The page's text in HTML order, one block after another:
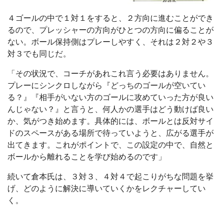
４ゴールの中で１対１をすると、２方向に進むことができ
るので、プレッシャーの方向がひとつの方向に偏ることが
ない。ボール保持側はプレーしやすく、それは２対２や３
対３でも同じだ。
「その状況で、コーチがあれこれ言う必要はありません。
プレーにシンクロしながら『どっちのゴールが空いてい
る？』『相手がいない方のゴールに攻めていった方が良い
んじゃない？』と言うと、何人かの選手はどう動けば良い
か、気がつき始めます。具体的には、ボールとは反対サイ
ドのスペースがある場所で待っていようと、広がる選手が
出てきます。これがポイントで、この設定の中で、自然と
ボールから離れることを学び始めるのです」
続いて倉本氏は、３対３、４対４で起こりがちな問題を挙
げ、どのように解決に導いていくかをレクチャーしてい
く。